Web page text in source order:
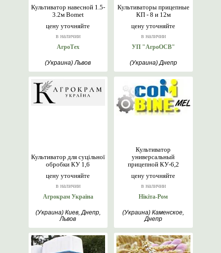
цену уточняйте
в наличии
Культиватор навесной 1.5-
3.2м Bomet
АгроТех
(Украина) Львов
цену уточняйте
в наличии
Культиваторы прицепные
КП - 8 и 12м
УП "АгроОСВ"
(Украина) Днепр
цену уточняйте
в наличии
Культиватор для суцільної
обробки КУ 1,6
Агрокрам Україна
(Украина) Киев, Днепр,
Львов
цену уточняйте
в наличии
Культиватор
универсальный
прицепной КУ-6,2
Нікіта-Ром
(Украина) Каменское,
Днепр